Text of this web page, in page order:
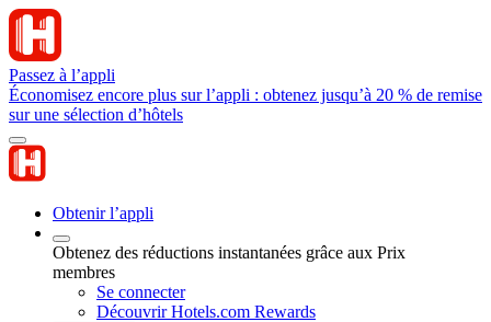
Passez à l’appli
Économisez encore plus sur l’appli : obtenez jusqu’à 20 % de remise
sur une sélection d’hôtels
Obtenir l’appli
Obtenez des réductions instantanées grâce aux Prix
membres
Se connecter
Découvrir Hotels.com Rewards